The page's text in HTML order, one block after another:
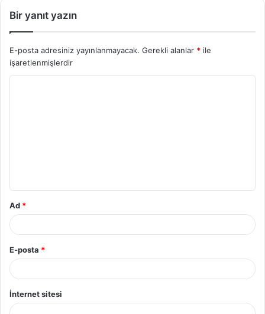
Bir yanıt yazın
E-posta adresiniz yayınlanmayacak. Gerekli alanlar * ile
işaretlenmişlerdir
Ad *
E-posta *
İnternet sitesi